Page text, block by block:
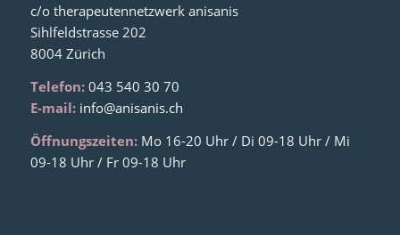
c/o therapeutennetzwerk anisanis
Sihlfeldstrasse 202
8004 Zürich
Telefon: 043 540 30 70
E-mail: info@anisanis.ch
Öffnungszeiten:Mo 16-20 Uhr / Di 09-18 Uhr / Mi
09-18 Uhr / Fr 09-18 Uhr